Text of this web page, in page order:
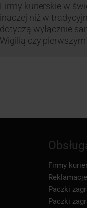
Firmy kurierskie w
inaczej niż w
dotyczą wyłącznie
Wigilią czy
Firmy
Reklamacje
Paczki
Paczki